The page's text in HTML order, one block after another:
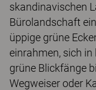
skandinavischen
Bürolandschaft
üppige grüne
einrahmen, sich in
grüne Blickfänge
Wegweiser oder